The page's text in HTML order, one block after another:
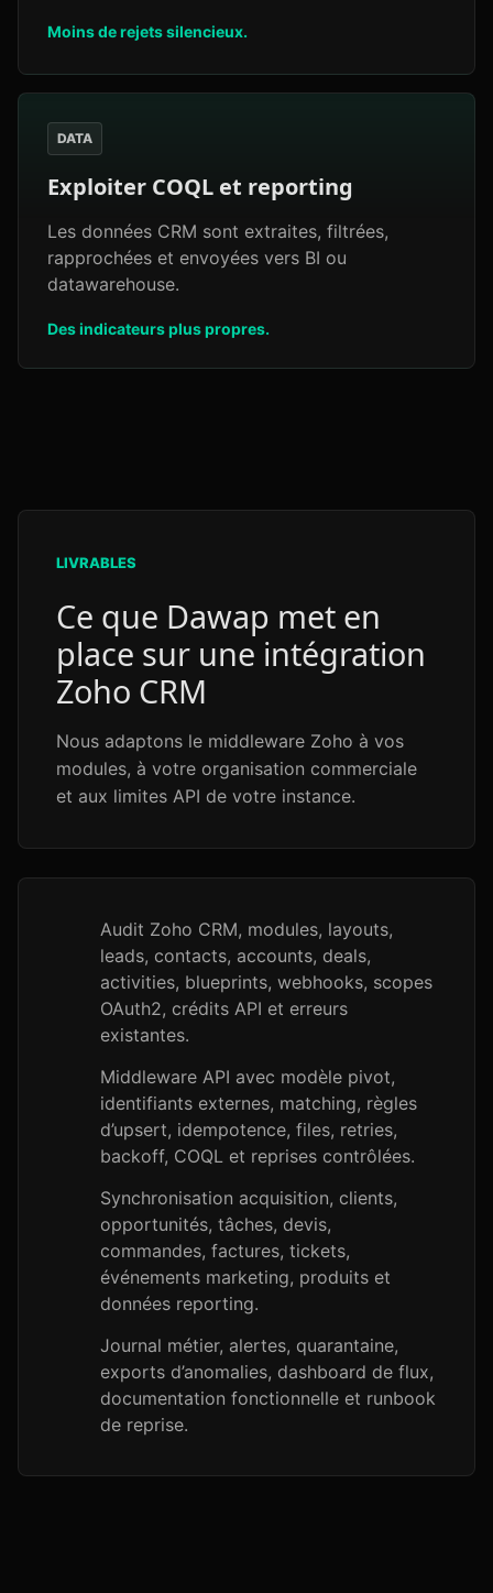
Moins de rejets silencieux.
DATA
Exploiter COQL et reporting
Les données CRM sont extraites, filtrées,
rapprochées et envoyées vers BI ou
datawarehouse.
Des indicateurs plus propres.
LIVRABLES
Ce que Dawap met en
place sur une intégration
Zoho CRM
Nous adaptons le middleware Zoho à vos
modules, à votre organisation commerciale
et aux limites API de votre instance.
Audit Zoho CRM, modules, layouts,
leads, contacts, accounts, deals,
activities, blueprints, webhooks, scopes
OAuth2, crédits API et erreurs
existantes.
Middleware API avec modèle pivot,
identifiants externes, matching, règles
d’upsert, idempotence, files, retries,
backoff, COQL et reprises contrôlées.
Synchronisation acquisition, clients,
opportunités, tâches, devis,
commandes, factures, tickets,
événements marketing, produits et
données reporting.
Journal métier, alertes, quarantaine,
exports d’anomalies, dashboard de flux,
documentation fonctionnelle et runbook
de reprise.